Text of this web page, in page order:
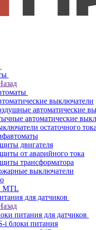
выключатели
автоматические
автоматические
остаточного тока
двигателя
от аварийного тока
трансформатора
выключатели
MTL
для датчиков
питания для датчиков
i блоки питания